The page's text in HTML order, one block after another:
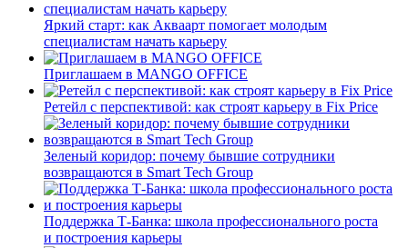
Яркий старт: как Акваарт помогает молодым
специалистам начать карьеру
Приглашаем в MANGO OFFICE
Ретейл с перспективой: как строят карьеру в Fix Price
Зеленый коридор: почему бывшие сотрудники
возвращаются в Smart Tech Group
Поддержка Т-Банка: школа профессионального роста
и построения карьеры